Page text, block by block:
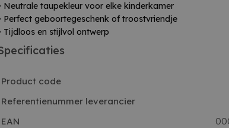
Neutrale taupekleur voor elke kinderkamer
Perfect geboortegeschenk of troostvriendje
Tijdloos en stijlvol ontwerp
Product code
Referentienummer leverancier
EAN